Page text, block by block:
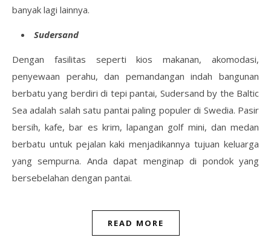
banyak lagi lainnya.
Sudersand
Dengan fasilitas seperti kios makanan, akomodasi,
penyewaan perahu, dan pemandangan indah bangunan
berbatu yang berdiri di tepi pantai, Sudersand by the Baltic
Sea adalah salah satu pantai paling populer di Swedia. Pasir
bersih, kafe, bar es krim, lapangan golf mini, dan medan
berbatu untuk pejalan kaki menjadikannya tujuan keluarga
yang sempurna. Anda dapat menginap di pondok yang
bersebelahan dengan pantai.
READ MORE